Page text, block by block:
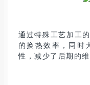
通过特殊工艺加工
的换热效率，同时
性，减少了后期的